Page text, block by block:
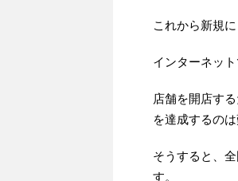
これから新規
インターネッ
店舗を開店す
を達成するの
そうすると、
す。